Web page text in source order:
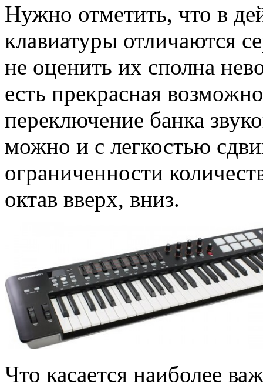
Нужно отметить, что в
клавиатуры отличаются
не оценить их сполна
есть прекрасная
переключение банка
можно и с легкостью
ограниченности
октав вверх, вниз.
Что касается наиболее